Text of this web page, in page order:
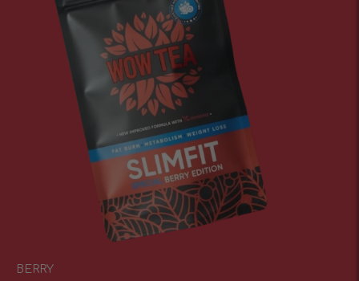
BERRY